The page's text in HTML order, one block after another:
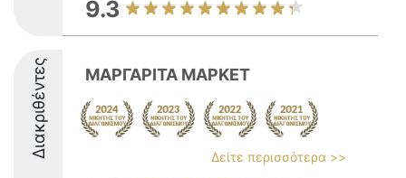
9.3
Διακριθέντες ΜΑΡΓΑΡΙΤΑ ΜΑΡΚΕΤ
Δείτε περισσότερα >>